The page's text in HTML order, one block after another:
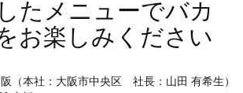
たメニューでバカ
お楽しみください
（本社：大阪市中央区 社長：山田 有希生）